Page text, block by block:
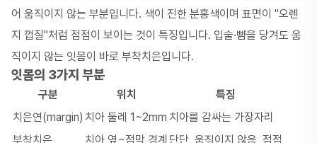
어 움직이지 않는 부분입니다. 색이 진한 분홍색이며 표면이 "오렌
지 껍질"처럼 점점이 보이는 것이 특징입니다. 입술·뺨을 당겨도 움
직이지 않는 잇몸이 바로 부착치은입니다.
잇몸의 3가지 부분
구분 위치
특징
치은연(margin) 치아 둘레 1~2mm 치아를 감싸는 가장자리
부착치은
치아 옆~점막 경계 단단, 움직이지 않음, 점점